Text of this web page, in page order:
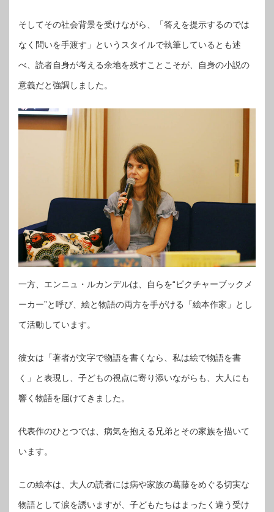
そしてその社会背景を受けながら、「答えを提示するのでは
なく問いを手渡す」というスタイルで執筆しているとも述
べ、読者自身が考える余地を残すことこそが、自身の小説の
意義だと強調しました。
一方、エンニュ・ルカンデルは、自らを“ピクチャーブックメ
ーカー”と呼び、絵と物語の両方を手がける「絵本作家」とし
て活動しています。
彼女は「著者が文字で物語を書くなら、私は絵で物語を書
く」と表現し、子どもの視点に寄り添いながらも、大人にも
響く物語を届けてきました。
代表作のひとつでは、病気を抱える兄弟とその家族を描いて
います。
この絵本は、大人の読者には病や家族の葛藤をめぐる切実な
物語として涙を誘いますが、子どもたちはまったく違う受け